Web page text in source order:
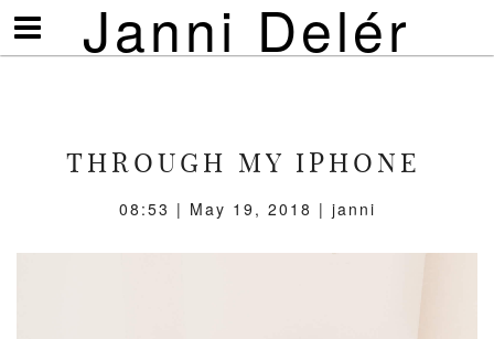
Janni Delér
Visa/göm
meny
THROUGH MY IPHONE
08:53 | May 19, 2018 | janni